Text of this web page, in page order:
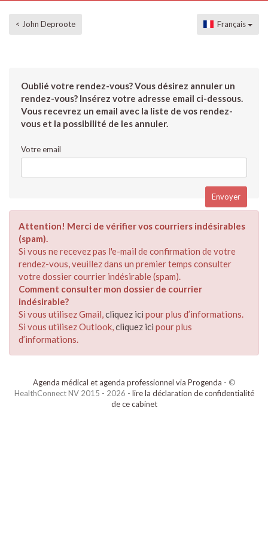
< John Deproote Français
Oublié votre rendez-vous? Vous désirez annuler un
rendez-vous? Insérez votre adresse email ci-dessous.
Vous recevrez un email avec la liste de vos rendez-
vous et la possibilité de les annuler.
Votre email
Attention! Merci de vérifier vos courriers indésirables
(spam).
Si vous ne recevez pas l'e-mail de confirmation de votre
rendez-vous, veuillez dans un premier temps consulter
votre dossier courrier indésirable (spam).
Comment consulter mon dossier de courrier
indésirable?
Si vous utilisez Gmail,cliquez ici pour plus d’informations.
Si vous utilisez Outlook,cliquez ici pour plus
d’informations.
Agenda médical et agenda professionnel via Progenda - ©
HealthConnect NV 2015 - 2026 - lire la déclaration de confidentialité
de ce cabinet